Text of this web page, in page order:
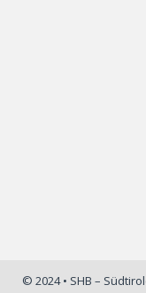
© 2024 • SHB –